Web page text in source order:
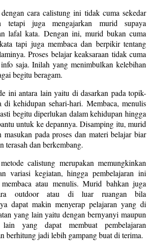
cara calistung ini tidak cuma sekedar
tetapi juga mengajarkan murid supaya
lafal kata. Dengan ini, murid bukan cuma
tapi juga membaca dan berpikir tentang
Proses belajar keaksaraan tidak cuma
saja. Inilah yang menimbulkan kelebihan
begitu beragam.
ini antara lain yaitu di dasarkan pada topik-
kehidupan sehari-hari. Membaca, menulis
begitu diperlukan dalam kehidupan hingga
untuk ke depannya. Disamping itu, murid
masukan pada proses dan materi belajar biar
terasah dan berkembang.
calistung merupakan memungkinkan
variasi kegiatan, hingga pembelajaran ini
atau menulis. Murid bahkan juga
outdoor atau di luar ruangan bila
dapat makin menyerap pelajaran yang di
yang lain yaitu dengan bernyanyi maupun
yang dapat membuat pembelajaran
berhitung jadi lebih gampang buat di terima.